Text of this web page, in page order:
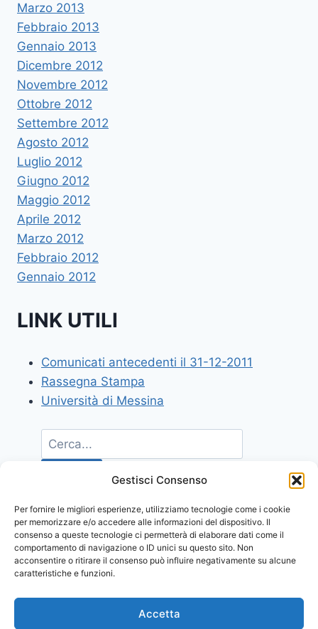
Gestisci Consenso
Per fornire le migliori esperienze, utilizziamo tecnologie come i cookie
per memorizzare e/o accedere alle informazioni del dispositivo. Il
consenso a queste tecnologie ci permetterà di elaborare dati come il
comportamento di navigazione o ID unici su questo sito. Non
acconsentire o ritirare il consenso può influire negativamente su alcune
caratteristiche e funzioni.
Accetta
Marzo 2013
Febbraio 2013
Gennaio 2013
Dicembre 2012
Novembre 2012
Ottobre 2012
Settembre 2012
Agosto 2012
Luglio 2012
Giugno 2012
Maggio 2012
Aprile 2012
Marzo 2012
Febbraio 2012
Gennaio 2012
LINK UTILI
Comunicati antecedenti il 31-12-2011
Rassegna Stampa
Università di Messina